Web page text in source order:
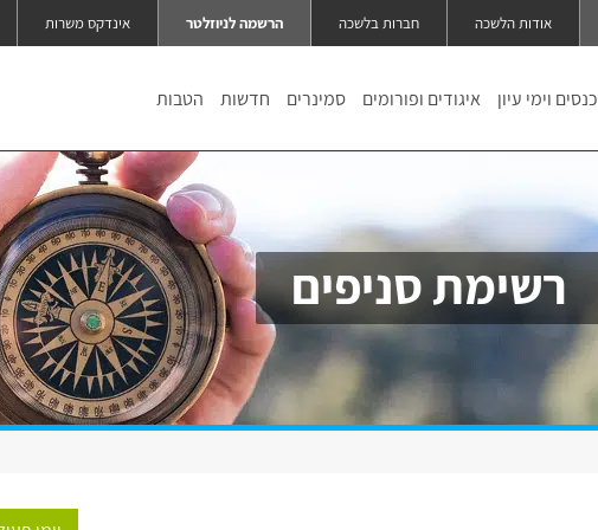
אודות הלשכה חברות בלשכה הרשמה לניוזלטר אינדקס משרות
כנסים וימי עיון איגודים ופורומים סמינרים חדשות הטבות
רשימת סניפים